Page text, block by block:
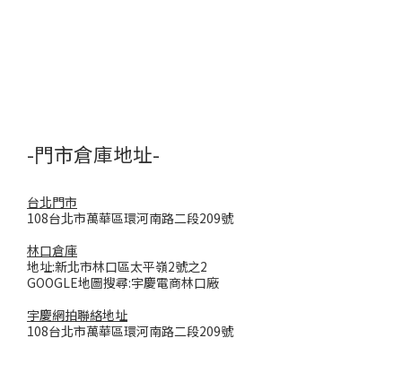
-門市倉庫地址-
台北門市
108台北市萬華區環河南路二段209號
林口倉庫
地址:新北市林口區太平嶺2號之2
GOOGLE地圖搜尋:宇慶電商林口廠
宇慶網拍聯絡地址
108台北市萬華區環河南路二段209號